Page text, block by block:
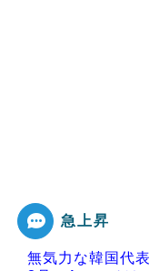
急上昇
無気力な韓国代